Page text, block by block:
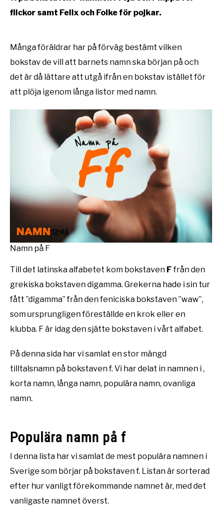
flickor samt Felix och Folke för pojkar.
Många föräldrar har på förväg bestämt vilken
bokstav de vill att barnets namn ska början på och
det är då lättare att utgå ifrån en bokstav istället för
att plöja igenom långa listor med namn.
Namn på F
Till det latinska alfabetet kom bokstaven Ffrån den
grekiska bokstaven digamma. Grekerna hade i sin tur
fått ”digamma” från den feniciska bokstaven ”waw”,
som ursprungligen föreställde en krok eller en
klubba. F är idag den sjätte bokstaven i vårt alfabet.
På denna sida har vi samlat en stor mängd
tilltalsnamn på bokstaven f. Vi har delat in namnen i ,
korta namn, långa namn, populära namn, ovanliga
namn.
Populära namn på f
I denna lista har vi samlat de mest populära namnen i
Sverige som börjar på bokstaven f. Listan är sorterad
efter hur vanligt förekommande namnet är, med det
vanligaste namnet överst.